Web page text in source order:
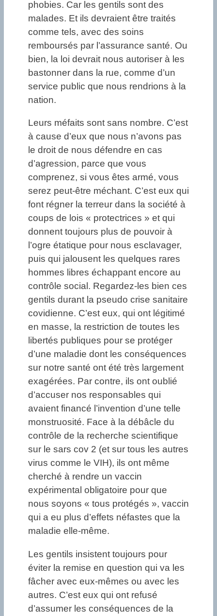
phobies. Car les gentils sont des
malades. Et ils devraient être traités
comme tels, avec des soins
remboursés par l’assurance santé. Ou
bien, la loi devrait nous autoriser à les
bastonner dans la rue, comme d’un
service public que nous rendrions à la
nation.
Leurs méfaits sont sans nombre. C’est
à cause d’eux que nous n’avons pas
le droit de nous défendre en cas
d’agression, parce que vous
comprenez, si vous êtes armé, vous
serez peut-être méchant. C’est eux qui
font régner la terreur dans la société à
coups de lois « protectrices » et qui
donnent toujours plus de pouvoir à
l’ogre étatique pour nous esclavager,
puis qui jalousent les quelques rares
hommes libres échappant encore au
contrôle social. Regardez-les bien ces
gentils durant la pseudo crise sanitaire
covidienne. C’est eux, qui ont légitimé
en masse, la restriction de toutes les
libertés publiques pour se protéger
d’une maladie dont les conséquences
sur notre santé ont été très largement
exagérées. Par contre, ils ont oublié
d’accuser nos responsables qui
avaient financé l’invention d’une telle
monstruosité. Face à la débâcle du
contrôle de la recherche scientifique
sur le sars cov 2 (et sur tous les autres
virus comme le VIH), ils ont même
cherché à rendre un vaccin
expérimental obligatoire pour que
nous soyons « tous protégés », vaccin
qui a eu plus d’effets néfastes que la
maladie elle-même.
Les gentils insistent toujours pour
éviter la remise en question qui va les
fâcher avec eux-mêmes ou avec les
autres. C’est eux qui ont refusé
d’assumer les conséquences de la